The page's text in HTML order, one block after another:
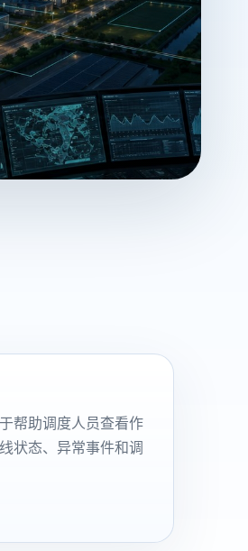
帮助调度人员查看作
状态、异常事件和调